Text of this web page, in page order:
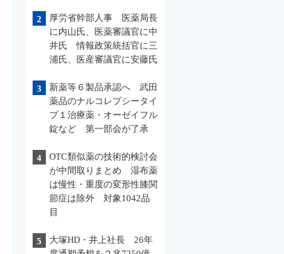
2
厚労省幹部人事 医薬局長
に内山氏、医薬審議官に中
井氏 情報政策統括官に三
浦氏、医産審議官に安藤氏
3
新薬等６製品承認へ 武田
薬品のナルコレプシータイ
プ１治療薬・オーゼイフル
錠など 第一部会が了承
4
OTC類似薬の技術的検討会
が中間取りまとめ 湿布薬
は慢性・重度の変形性膝関
節症は除外 対象1042品
目
5
大塚HD・井上社長 26年